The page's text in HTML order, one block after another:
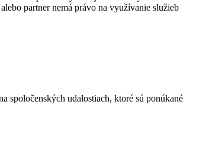
partner nemá právo na využívanie služieb
spoločenských udalostiach, ktoré sú ponúkané